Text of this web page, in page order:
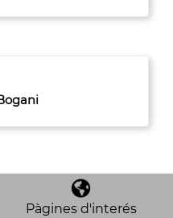
Pàgines d'interés